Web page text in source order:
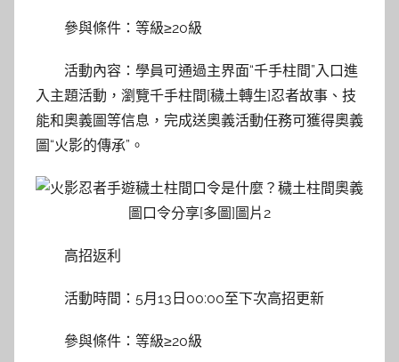
參與條件：等級≥20級
活動內容：學員可通過主界面“千手柱間”入口進
入主題活動，瀏覽千手柱間[穢土轉生]忍者故事、技
能和奧義圖等信息，完成送奧義活動任務可獲得奧義
圖“火影的傳承”。
高招返利
活動時間：5月13日00:00至下次高招更新
參與條件：等級≥20級